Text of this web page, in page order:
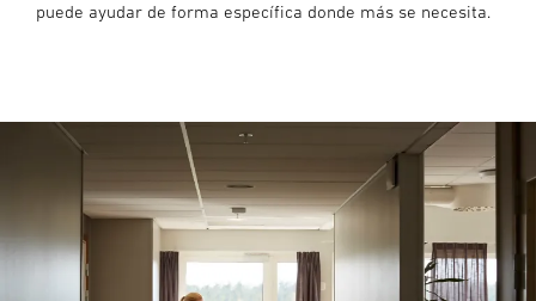
puede ayudar de forma específica donde más se necesita.